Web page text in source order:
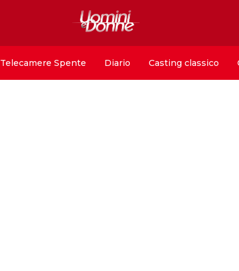
Telecamere Spente Diario Casting classico